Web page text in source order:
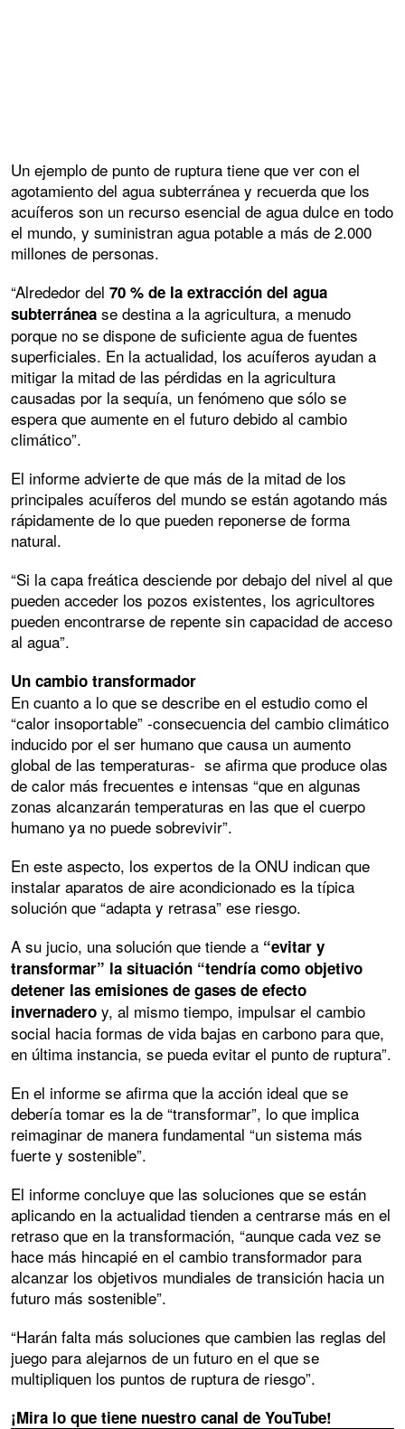
Un ejemplo de punto de ruptura tiene que ver con el
agotamiento del agua subterránea y recuerda que los
acuíferos son un recurso esencial de agua dulce en todo
el mundo, y suministran agua potable a más de 2.000
millones de personas.
“Alrededor del 70 % de la extracción del agua
subterránea se destina a la agricultura, a menudo
porque no se dispone de suficiente agua de fuentes
superficiales. En la actualidad, los acuíferos ayudan a
mitigar la mitad de las pérdidas en la agricultura
causadas por la sequía, un fenómeno que sólo se
espera que aumente en el futuro debido al cambio
climático”.
El informe advierte de que más de la mitad de los
principales acuíferos del mundo se están agotando más
rápidamente de lo que pueden reponerse de forma
natural.
“Si la capa freática desciende por debajo del nivel al que
pueden acceder los pozos existentes, los agricultores
pueden encontrarse de repente sin capacidad de acceso
al agua”.
Un cambio transformador
En cuanto a lo que se describe en el estudio como el
“calor insoportable” -consecuencia del cambio climático
inducido por el ser humano que causa un aumento
global de las temperaturas- se afirma que produce olas
de calor más frecuentes e intensas “que en algunas
zonas alcanzarán temperaturas en las que el cuerpo
humano ya no puede sobrevivir”.
En este aspecto, los expertos de la ONU indican que
instalar aparatos de aire acondicionado es la típica
solución que “adapta y retrasa” ese riesgo.
A su jucio, una solución que tiende a “evitar y
transformar” la situación “tendría como objetivo
detener las emisiones de gases de efecto
invernadero y, al mismo tiempo, impulsar el cambio
social hacia formas de vida bajas en carbono para que,
en última instancia, se pueda evitar el punto de ruptura”.
En el informe se afirma que la acción ideal que se
debería tomar es la de “transformar”, lo que implica
reimaginar de manera fundamental “un sistema más
fuerte y sostenible”.
El informe concluye que las soluciones que se están
aplicando en la actualidad tienden a centrarse más en el
retraso que en la transformación, “aunque cada vez se
hace más hincapié en el cambio transformador para
alcanzar los objetivos mundiales de transición hacia un
futuro más sostenible”.
“Harán falta más soluciones que cambien las reglas del
juego para alejarnos de un futuro en el que se
multipliquen los puntos de ruptura de riesgo”.
¡Mira lo que tiene nuestro canal de YouTube!